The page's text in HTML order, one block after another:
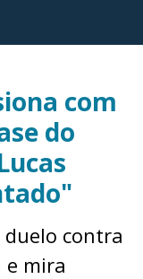
com
do
duelo contra
e mira